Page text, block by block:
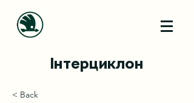
Інтерциклон
< Back